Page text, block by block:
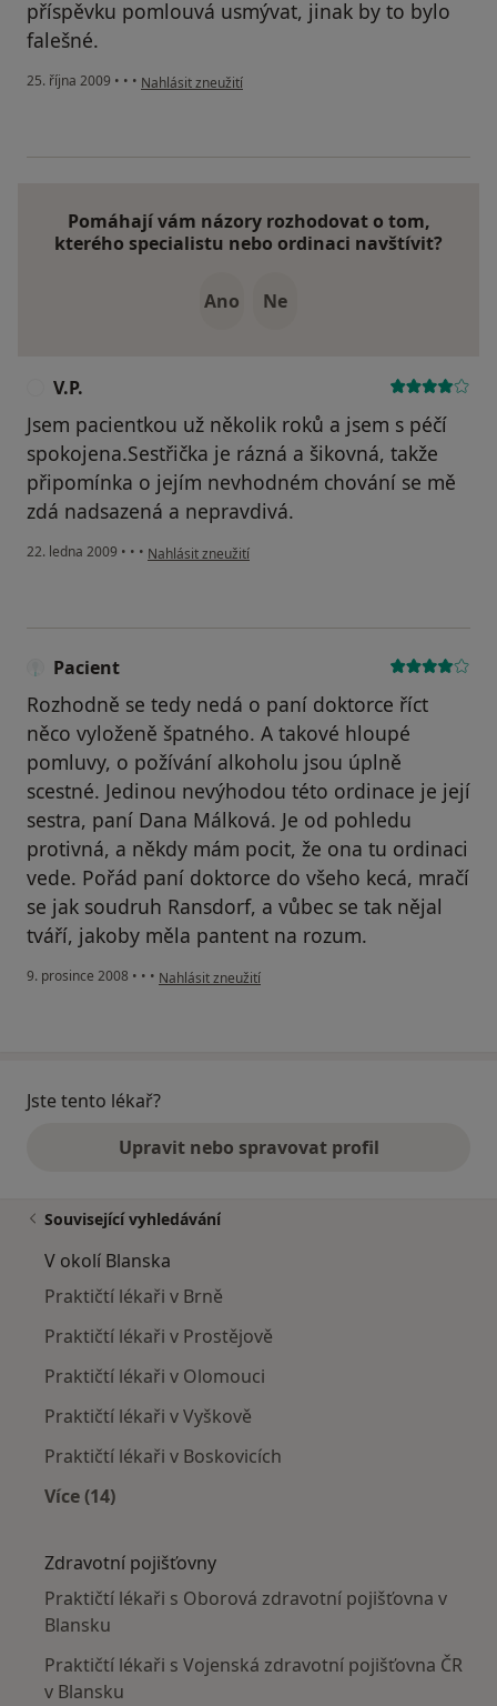
příspěvku pomlouvá usmývat, jinak by to bylo
falešné.
25. října 2009 • • • podle názoru uživatele Jana Králová
Nahlásit zneužití
Pomáhají vám názory rozhodovat o tom,
kterého specialistu nebo ordinaci navštívit?
Ano Ne
V.P.
Jsem pacientkou už několik roků a jsem s péčí
spokojena.Sestřička je rázná a šikovná, takže
připomínka o jejím nevhodném chování se mě
zdá nadsazená a nepravdivá.
22. ledna 2009 • • • podle názoru uživatele V.P.
Nahlásit zneužití
Pacient
Rozhodně se tedy nedá o paní doktorce říct
něco vyloženě špatného. A takové hloupé
pomluvy, o požívání alkoholu jsou úplně
scestné. Jedinou nevýhodou této ordinace je její
sestra, paní Dana Málková. Je od pohledu
protivná, a někdy mám pocit, že ona tu ordinaci
vede. Pořád paní doktorce do všeho kecá, mračí
se jak soudruh Ransdorf, a vůbec se tak nějal
tváří, jakoby měla pantent na rozum.
9. prosince 2008 • • • podle názoru uživatele Pacient
Nahlásit zneužití
Jste tento lékař?
Upravit nebo spravovat profil
Související vyhledávání
V okolí Blanska
Praktičtí lékaři v Brně
Praktičtí lékaři v Prostějově
Praktičtí lékaři v Olomouci
Praktičtí lékaři v Vyškově
Praktičtí lékaři v Boskovicích
Více (14)
Zdravotní pojišťovny
Praktičtí lékaři s Oborová zdravotní pojišťovna v
Blansku
Praktičtí lékaři s Vojenská zdravotní pojišťovna ČR
v Blansku